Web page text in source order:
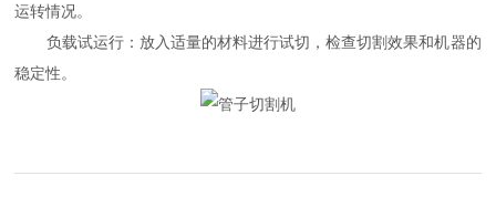
运转情况。
负载试运行：放入适量的材料进行试切，检查切割效果和机器的
稳定性。